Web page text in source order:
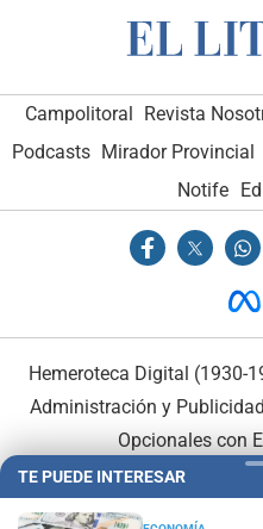
Campolitoral Revista
Podcasts Mirador Provincial
Notife
Hemeroteca Digital (1930-
Administración y Publicidad
Opcionales con
TE PUEDE INTERESAR